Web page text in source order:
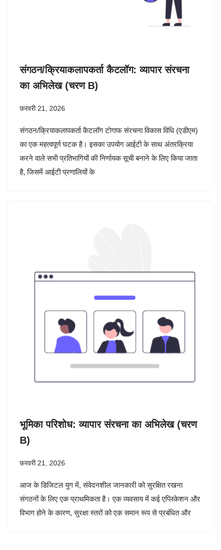
संगठन/क्रियाकलापकर्ता कैटलॉग: व्यापार संरचना
का अभिलेख (चरण B)
फ़रवरी 21, 2026
संगठन/क्रियाकलापकर्ता कैटलॉग टोगाफ संरचना विकास विधि (एडीएम)
का एक महत्वपूर्ण घटक है। इसका उपयोग आईटी के साथ अंतरक्रिया
करने वाले सभी प्रतिभागियों की निर्णायक सूची बनाने के लिए किया जाता
है, जिसमें आईटी प्रणालियों के
भूमिका परिशोध: व्यापार संरचना का अभिलेख (चरण
B)
फ़रवरी 21, 2026
आज के डिजिटल युग में, संवेदनशील जानकारी को सुरक्षित रखना
संगठनों के लिए एक प्राथमिकता है। एक व्यवसाय में कई एप्लिकेशन और
विभाग होने के कारण, सुरक्षा स्तरों को एक समान रूप से प्रबंधित और